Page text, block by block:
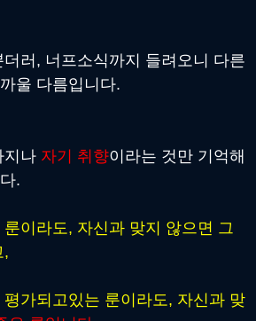
러, 너프소식까지 들려오니 다른
울 다름입니다.
지나 자기 취향이라는 것만 기억해
.
이라도, 자신과 맞지 않으면 그
,
가되고있는 룬이라도, 자신과 맞